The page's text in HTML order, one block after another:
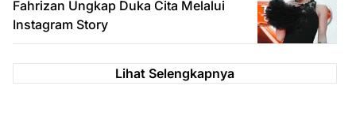
Fahrizan Ungkap Duka Cita Melalui
Instagram Story
Lihat Selengkapnya